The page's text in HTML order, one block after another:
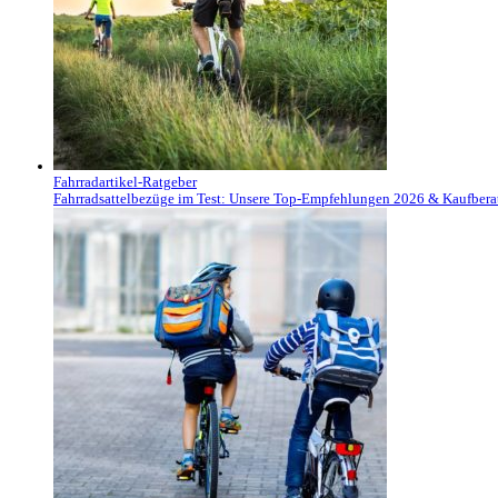
Fahrradartikel-Ratgeber
Fahrradsattelbezüge im Test: Unsere Top-Empfehlungen 2026 &